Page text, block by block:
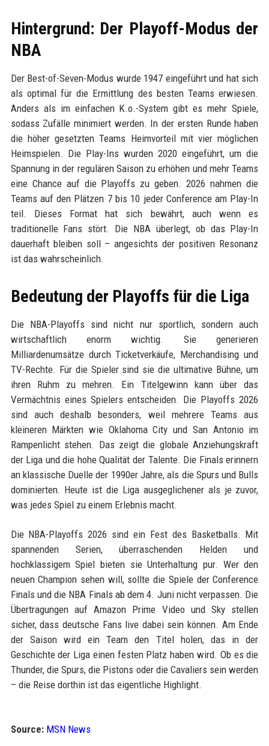
Hintergrund: Der Playoff-Modus der
NBA
Der Best-of-Seven-Modus wurde 1947 eingeführt und hat sich
als optimal für die Ermittlung des besten Teams erwiesen.
Anders als im einfachen K.o.-System gibt es mehr Spiele,
sodass Zufälle minimiert werden. In der ersten Runde haben
die höher gesetzten Teams Heimvorteil mit vier möglichen
Heimspielen. Die Play-Ins wurden 2020 eingeführt, um die
Spannung in der regulären Saison zu erhöhen und mehr Teams
eine Chance auf die Playoffs zu geben. 2026 nahmen die
Teams auf den Plätzen 7 bis 10 jeder Conference am Play-In
teil. Dieses Format hat sich bewährt, auch wenn es
traditionelle Fans stört. Die NBA überlegt, ob das Play-In
dauerhaft bleiben soll – angesichts der positiven Resonanz
ist das wahrscheinlich.
Bedeutung der Playoffs für die Liga
Die NBA-Playoffs sind nicht nur sportlich, sondern auch
wirtschaftlich enorm wichtig. Sie generieren
Milliardenumsätze durch Ticketverkäufe, Merchandising und
TV-Rechte. Für die Spieler sind sie die ultimative Bühne, um
ihren Ruhm zu mehren. Ein Titelgewinn kann über das
Vermächtnis eines Spielers entscheiden. Die Playoffs 2026
sind auch deshalb besonders, weil mehrere Teams aus
kleineren Märkten wie Oklahoma City und San Antonio im
Rampenlicht stehen. Das zeigt die globale Anziehungskraft
der Liga und die hohe Qualität der Talente. Die Finals erinnern
an klassische Duelle der 1990er Jahre, als die Spurs und Bulls
dominierten. Heute ist die Liga ausgeglichener als je zuvor,
was jedes Spiel zu einem Erlebnis macht.
Die NBA-Playoffs 2026 sind ein Fest des Basketballs. Mit
spannenden Serien, überraschenden Helden und
hochklassigem Spiel bieten sie Unterhaltung pur. Wer den
neuen Champion sehen will, sollte die Spiele der Conference
Finals und die NBA Finals ab dem 4. Juni nicht verpassen. Die
Übertragungen auf Amazon Prime Video und Sky stellen
sicher, dass deutsche Fans live dabei sein können. Am Ende
der Saison wird ein Team den Titel holen, das in der
Geschichte der Liga einen festen Platz haben wird. Ob es die
Thunder, die Spurs, die Pistons oder die Cavaliers sein werden
– die Reise dorthin ist das eigentliche Highlight.
Source: MSN News